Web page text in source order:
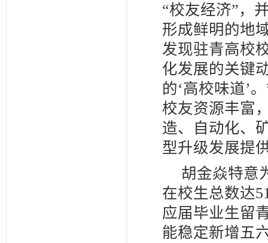
“校友经济”，
形成鲜明的地
发现驻青高校
化发展的关键
的‘高校味道’
校友资源丰富
造、自动化、
型升级发展提
胡金焱特意
在校生总数达
应届毕业生留
能稳定新增五